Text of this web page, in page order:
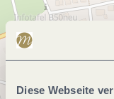
Diese Webseite